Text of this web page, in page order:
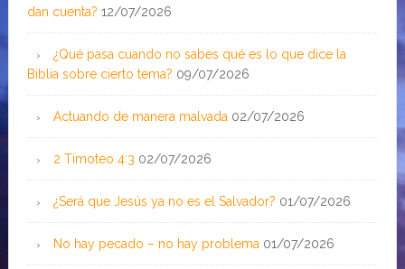
dan cuenta? 12/07/2026
¿Qué pasa cuando no sabes qué es lo que dice la
Biblia sobre cierto tema? 09/07/2026
Actuando de manera malvada 02/07/2026
2 Timoteo 4:3 02/07/2026
¿Será que Jesús ya no es el Salvador? 01/07/2026
No hay pecado – no hay problema 01/07/2026